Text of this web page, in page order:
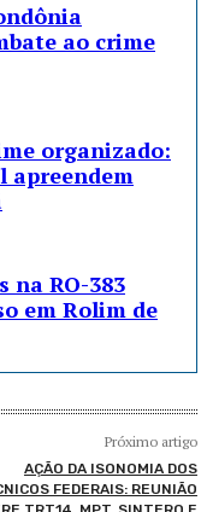
ao crime
organizado:
apreendem
na RO-383
em Rolim de
Próximo artigo
AÇÃO DA ISONOMIA DOS
FEDERAIS: REUNIÃO